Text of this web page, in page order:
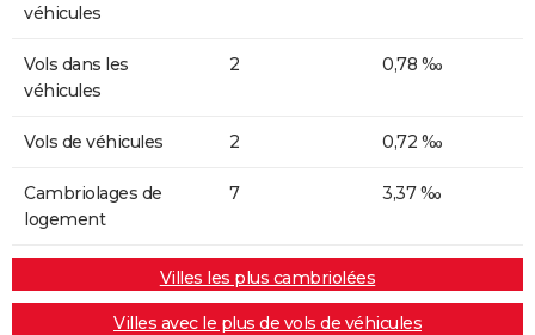
véhicules
Vols dans les
véhicules
2 0,78 ‰
Vols de véhicules 2 0,72 ‰
Cambriolages de
logement
7 3,37 ‰
Villes les plus cambriolées
Villes avec le plus de vols de véhicules